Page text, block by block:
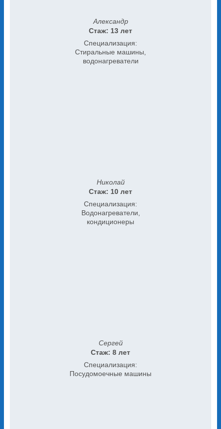
Александр
Стаж: 13 лет
Специализация:
Стиральные машины,
водонагреватели
Николай
Стаж: 10 лет
Специализация:
Водонагреватели,
кондиционеры
Сергей
Стаж: 8 лет
Специализация:
Посудомоечные машины